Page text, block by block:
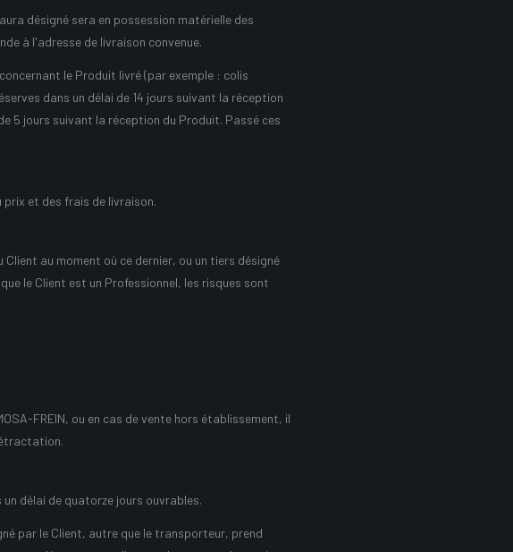
désigné sera en possession matérielle des
à l'adresse de livraison convenue.
le Produit livré (par exemple : colis
dans un délai de 14 jours suivant la réception
5 jours suivant la réception du Produit. Passé ces
prix et des frais de livraison.
au moment où ce dernier, ou un tiers désigné
le Client est un Professionnel, les risques sont
FREIN, ou en cas de vente hors établissement, il
délai de quatorze jours ouvrables.
par le Client, autre que le transporteur, prend